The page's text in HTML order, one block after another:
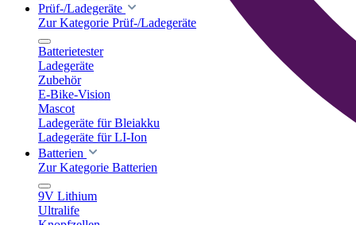
Prüf-/Ladegeräte
Zur Kategorie Prüf-/Ladegeräte
Batterietester
Ladegeräte
Zubehör
E-Bike-Vision
Mascot
Ladegeräte für Bleiakku
Ladegeräte für LI-Ion
Batterien
Zur Kategorie Batterien
9V Lithium
Ultralife